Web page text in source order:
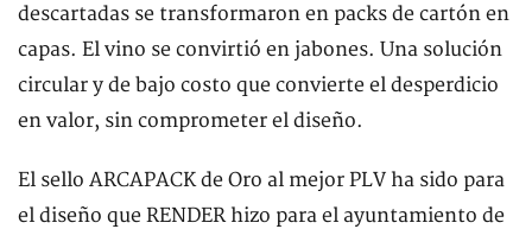
descartadas se transformaron en packs de cartón en
capas. El vino se convirtió en jabones. Una solución
circular y de bajo costo que convierte el desperdicio
en valor, sin comprometer el diseño.
El sello ARCAPACK de Oro al mejor PLV ha sido para
el diseño que RENDER hizo para el ayuntamiento de